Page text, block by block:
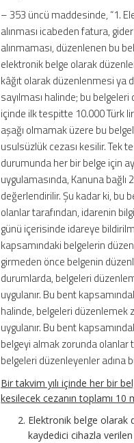
– 353 üncü maddesinde, “1.
alınması icabeden fatura,
alınmaması, düzenlenen bu
elektronik belge olarak
kâğıt olarak düzenlenmesi ya
sayılması halinde; bu
içinde ilk tespitte 10.000 Türk
aşağı olmamak üzere bu
usulsüzlük cezası kesilir. Tek
durumunda her bir belge için
uygulamasında, Kanuna
değerlendirilir. Şu kadar ki, bu
olanlar tarafından, idarenin
günü içerisinde idareye
kapsamındaki belgelerin
girmeden önce belgenin
durumlarda, belgeleri
uygulanır. Bu bent
halinde, belgeleri düzenlemek
uygulanır. Bu bent
belgeyi almak zorunda olanlar
belgeleri düzenleyenler adına
Bir takvim yılı içinde her bir
kesilecek cezanın toplamı 10
Elektronik belge olarak
kaydedici cihazla